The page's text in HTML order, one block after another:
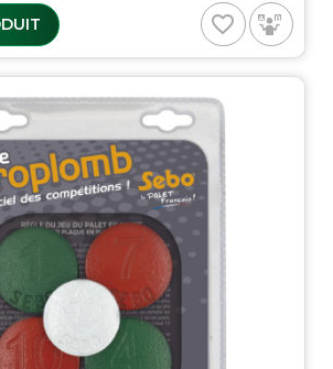
favorite_border